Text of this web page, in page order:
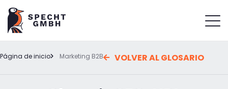
Página de inicio Marketing B2B VOLVER AL GLOSARIO